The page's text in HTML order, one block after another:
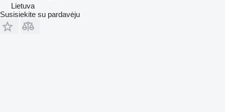
Lietuva
Susisiekite su pardavėju